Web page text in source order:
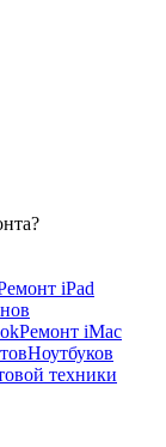
iPad
Ремонт iMac
Ноутбуков
техники